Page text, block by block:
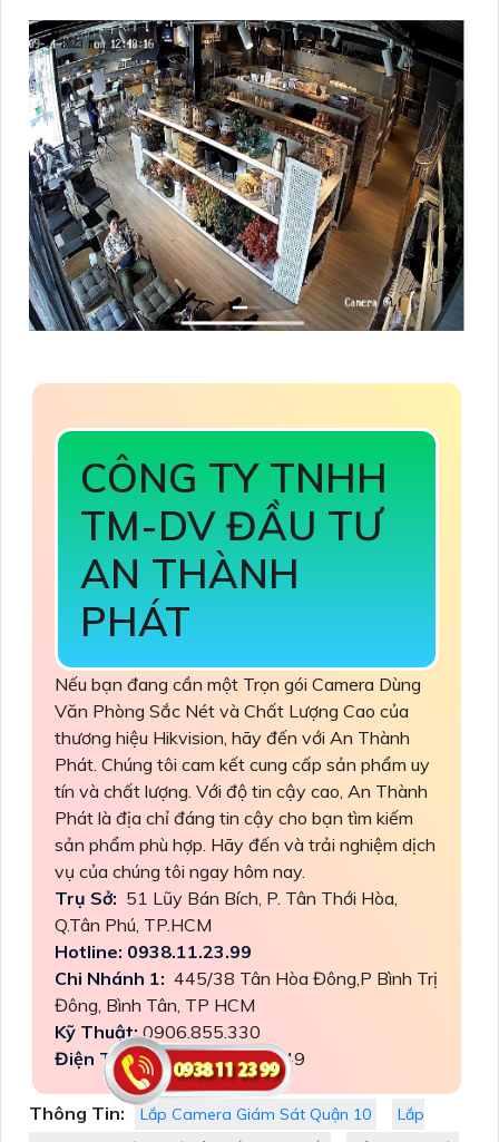
CÔNG TY TNHH
TM-DV ĐẦU TƯ
AN THÀNH
PHÁT
Nếu bạn đang cần một Trọn gói Camera Dùng
Văn Phòng Sắc Nét và Chất Lượng Cao của
thương hiệu Hikvision, hãy đến với An Thành
Phát. Chúng tôi cam kết cung cấp sản phẩm uy
tín và chất lượng. Với độ tin cậy cao, An Thành
Phát là địa chỉ đáng tin cậy cho bạn tìm kiếm
sản phẩm phù hợp. Hãy đến và trải nghiệm dịch
vụ của chúng tôi ngay hôm nay.
Trụ Sở: 51 Lũy Bán Bích, P. Tân Thới Hòa,
Q.Tân Phú, TP.HCM
Hotline: 0938.11.23.99
Chi Nhánh 1: 445/38 Tân Hòa Đông,P Bình Trị
Đông, Bình Tân, TP HCM
Kỹ Thuật:0906.855.330
Điện Thoại:(028) 6688.4949
Thông Tin: Lắp Camera Giám Sát Quận 10
Lắp